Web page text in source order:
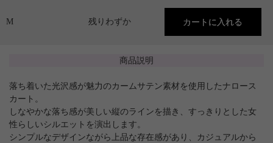
M 残りわずか
商品説明
落ち着いた光沢感が魅力のカームサテン素材を使用したナロース
カート。
しなやかな落ち感が美しい縦のラインを描き、すっきりとした女
性らしいシルエットを演出します。
シンプルなデザインながら上品な存在感があり、カジュアルから